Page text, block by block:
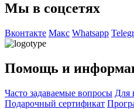
Мы в соцсетях
Вконтакте Макс Whatsapp
Помощь и
Часто задаваемые вопросы Для
Подарочный сертификат